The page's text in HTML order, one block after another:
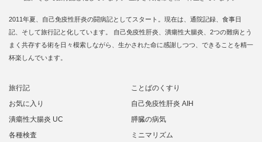
2011年夏、自己免疫性肝炎の闘病記としてスタート。現在は、通院記録、食事日
記、そして旅行記と化しています。 自己免疫性肝炎、潰瘍性大腸炎、2つの難病とう
まく共存する術を日々模索しながら、生かされた命に感謝しつつ、できることを精一
杯楽しんでいます。
旅行記
ことばのくすり
お気に入り
自己免疫性肝炎 AIH
潰瘍性大腸炎 UC
膵臓の病気
各種検査
ミニマリズム